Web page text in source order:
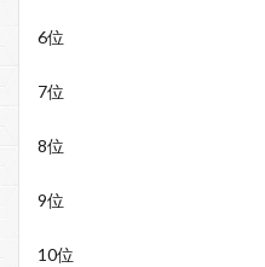
6位
7位
8位
9位
10位